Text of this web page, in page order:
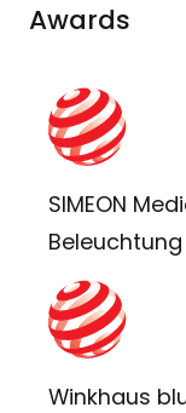
Awards
SIMEON
Beleuchtung
Winkhaus